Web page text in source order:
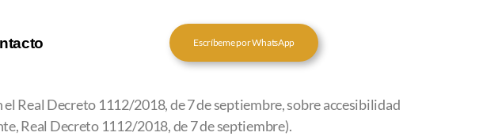
Escríbeme por WhatsApp
Real Decreto 1112/2018, de 7 de septiembre, sobre accesibilidad
Real Decreto 1112/2018, de 7 de septiembre).